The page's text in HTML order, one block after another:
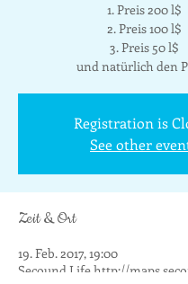
1. Preis 200 l$
2. Preis 100 l$
3. Preis 50 l$
und natürlich den
Registration is
See other
Zeit & Ort
19. Feb. 2017, 19:00
Secound Life http://